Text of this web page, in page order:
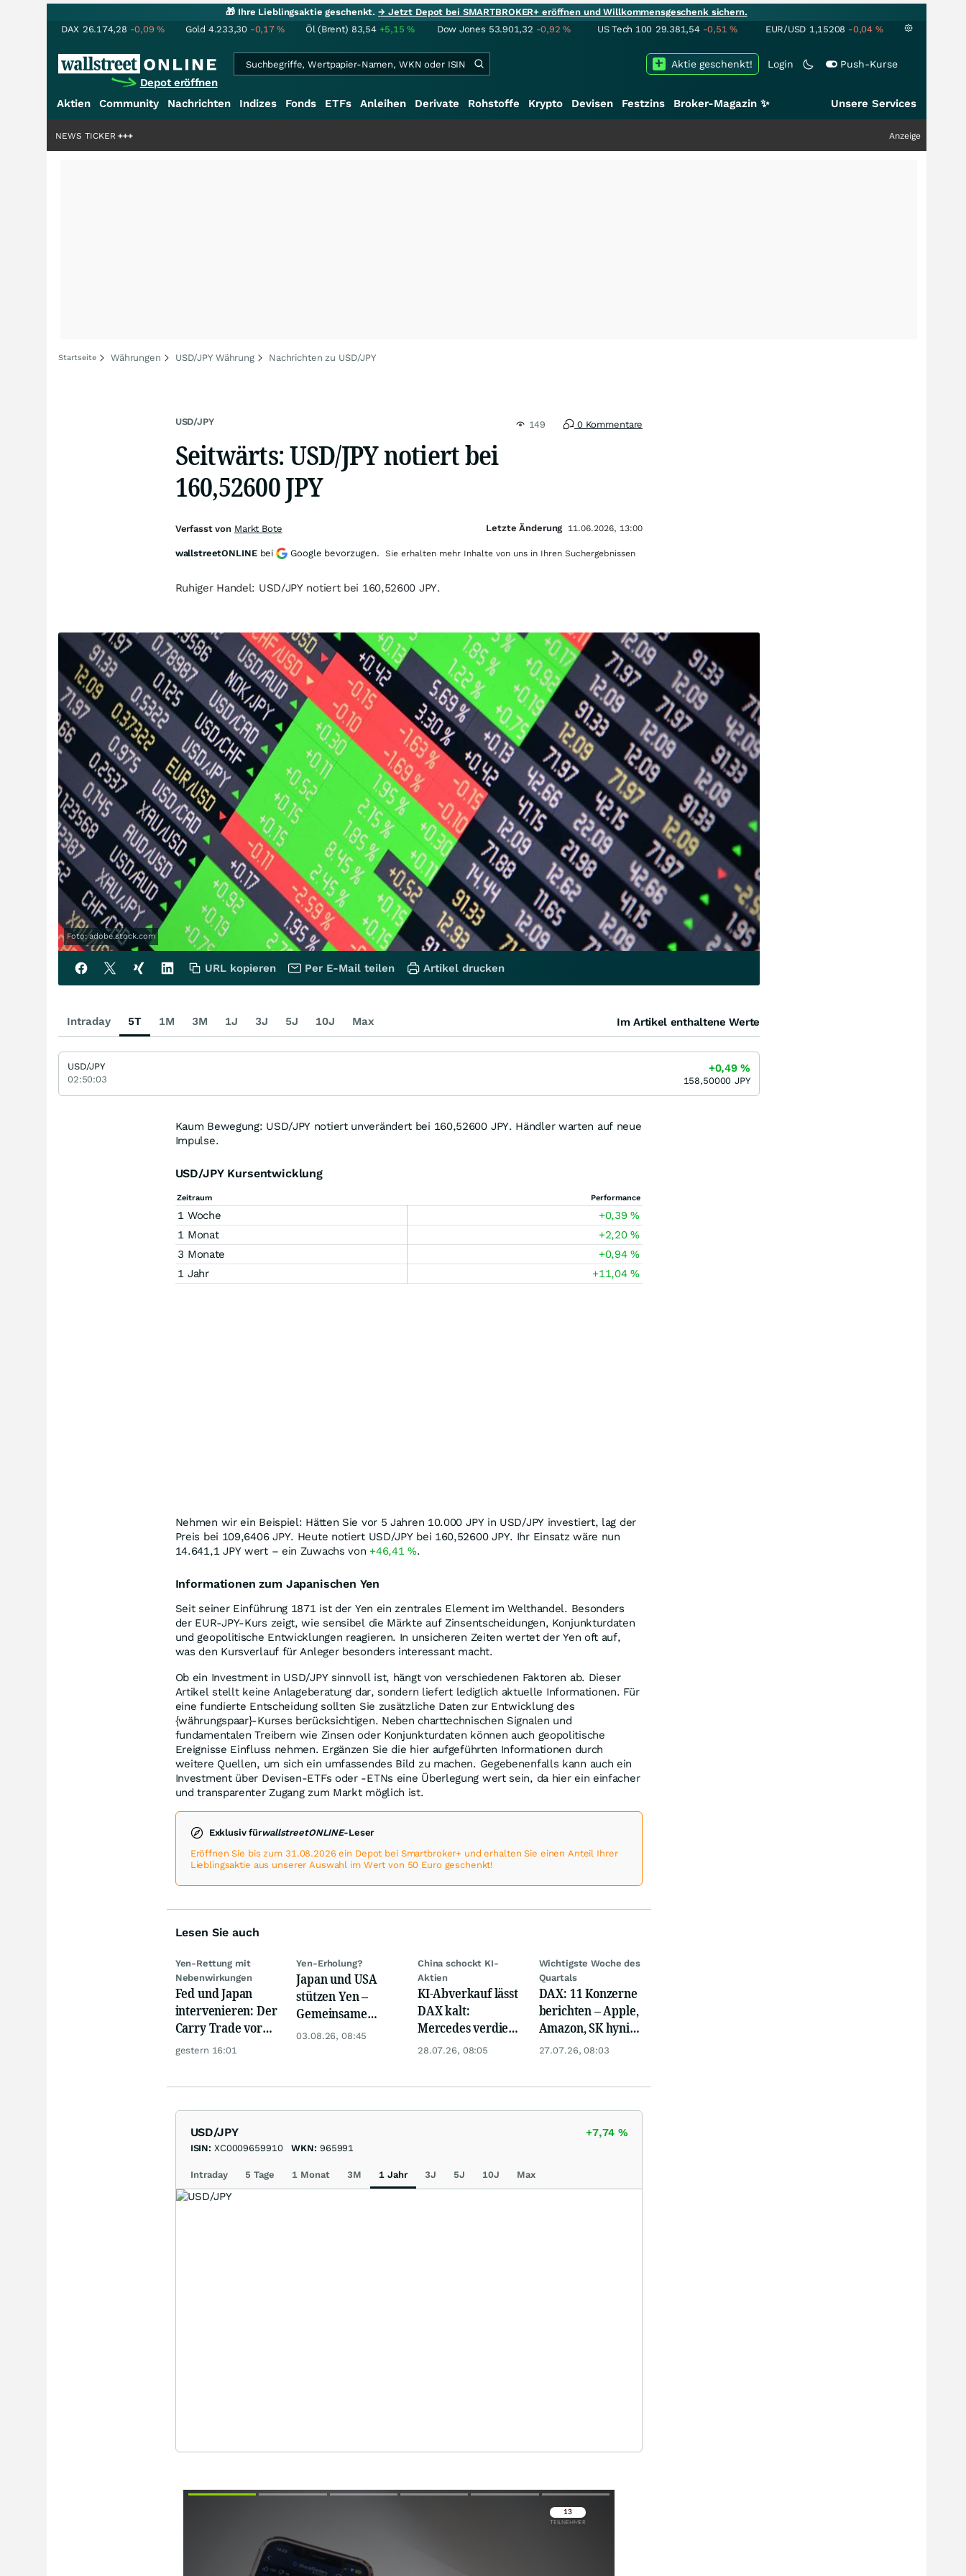
🎁 Ihre Lieblingsaktie geschenkt.→ Jetzt Depot bei SMARTBROKER+ eröffnen und Willkommensgeschenk sichern.
DAX 26.174,28 -0,09% Gold 4.233,30 -0,17% Öl (Brent) 83,54 +5,15% Dow Jones 53.901,32 -0,92% US Tech 100 29.381,54 -0,51% EUR/USD 1,15208 -0,04 %
Depot eröffnen
Login Push-Kurse
Aktie geschenkt!
Aktien Community Nachrichten Indizes Fonds ETFs Anleihen Derivate Rohstoffe Krypto Devisen Festzins Broker-Magazin ✨ Unsere Services
+++ Anzeige
NEWS TICKER
Startseite Währungen USD/JPY Währung Nachrichten zu USD/JPY
USD/JPY 149 0 Kommentare
Seitwärts: USD/JPY notiert bei
160,52600 JPY
Ruhiger Handel: USD/JPY notiert bei 160,52600 JPY.
Foto: adobe.stock.com
Kaum Bewegung: USD/JPY notiert unverändert bei 160,52600 JPY. Händler warten auf neue
Impulse.
USD/JPY Kursentwicklung
Zeitraum Performance
1 Woche +0,39%
1 Monat
+2,20%
3 Monate
+0,94%
1 Jahr
+11,04%
Nehmen wir ein Beispiel: Hätten Sie vor 5 Jahren 10.000 JPYin USD/JPY investiert, lag der
Preis bei 109,6406 JPY. Heute notiert USD/JPY bei 160,52600 JPY. Ihr Einsatz wäre nun
14.641,1 JPYwert – ein Zuwachs von +46,41%.
Informationen zum Japanischen Yen
Seit seiner Einführung 1871 ist der Yen ein zentrales Element im Welthandel. Besonders
der EUR-JPY-Kurs zeigt, wie sensibel die Märkte auf Zinsentscheidungen, Konjunkturdaten
und geopolitische Entwicklungen reagieren. In unsicheren Zeiten wertet der Yen oft auf,
was den Kursverlauf für Anleger besonders interessant macht.
Ob ein Investment in USD/JPY sinnvoll ist, hängt von verschiedenen Faktoren ab. Dieser
Artikel stellt keine Anlageberatung dar, sondern liefert lediglich aktuelle Informationen. Für
eine fundierte Entscheidung sollten Sie zusätzliche Daten zur Entwicklung des
{währungspaar}-Kurses berücksichtigen. Neben charttechnischen Signalen und
fundamentalen Treibern wie Zinsen oder Konjunkturdaten können auch geopolitische
Ereignisse Einfluss nehmen. Ergänzen Sie die hier aufgeführten Informationen durch
weitere Quellen, um sich ein umfassendes Bild zu machen. Gegebenenfalls kann auch ein
Investment über Devisen-ETFs oder -ETNs eine Überlegung wert sein, da hier ein einfacher
und transparenter Zugang zum Markt möglich ist.
Exklusiv fürwallstreetONLINE-Leser
Eröffnen Sie bis zum 31.08.2026 ein Depot bei Smartbroker+ und erhalten Sie einen Anteil Ihrer
Lieblingsaktie aus unserer Auswahl im Wert von 50 Euro geschenkt!
Lesen Sie auch
Yen-Rettung mit
Nebenwirkungen
Fed und Japan
intervenieren: Der
Carry Trade vor
der Zerreißprobe
gestern 16:01
Yen-Erholung?
Japan und USA
stützen Yen –
Gemeinsame
Intervention zeigt
03.08.26, 08:45
China schockt KI-
Aktien
KI-Abverkauf lässt
DAX kalt:
Mercedes verdient
mehr und
28.07.26, 08:05
Wichtigste Woche des
Quartals
DAX: 11 Konzerne
berichten – Apple,
Amazon, SK hynix
vor Zahlen
27.07.26, 08:03
USD/JPY +7,74 %
ISIN: XC0009659910 WKN: 965991
Intraday 5 Tage 1 Monat 3M 1 Jahr 3J 5J 10J Max
Verfasst von Markt Bote Letzte Änderung 11.06.2026, 13:00
wallstreetONLINE bei Google bevorzugen. Sie erhalten mehr Inhalte von uns in Ihren Suchergebnissen
URL kopieren Per E-Mail teilen Artikel drucken
Intraday 5T 1M 3M 1J 3J 5J 10J Max Im Artikel enthaltene Werte
USD/JPY
02:50:03
+0,49%
158,50000 JPY